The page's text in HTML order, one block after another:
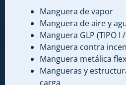
Manguera de vapor
Manguera de aire y
Manguera GLP (TIPO I
Manguera contra
Manguera metálica
Mangueras y
carga